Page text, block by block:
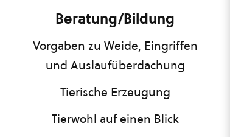
Beratung/Bildung
Vorgaben zu Weide, Eingriffen
und Auslaufüberdachung
Tierische Erzeugung
Tierwohl auf einen Blick